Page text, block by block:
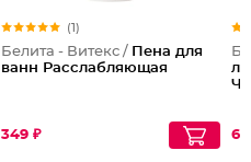
(1)
Белита - Витекс / Пена для
ванн Расслабляющая
349 ₽